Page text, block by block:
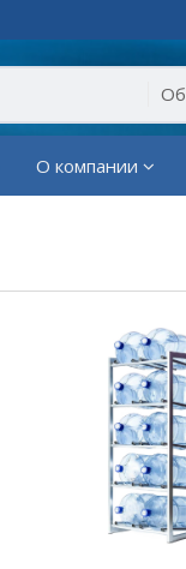
О компании